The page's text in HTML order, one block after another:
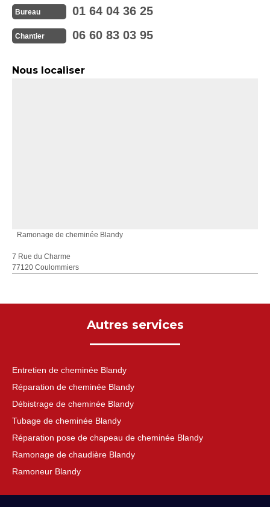
Bureau 01 64 04 36 25
Chantier 06 60 83 03 95
Nous localiser
Ramonage de cheminée Blandy
7 Rue du Charme
77120 Coulommiers
Autres services
Entretien de cheminée Blandy
Réparation de cheminée Blandy
Débistrage de cheminée Blandy
Tubage de cheminée Blandy
Réparation pose de chapeau de cheminée Blandy
Ramonage de chaudière Blandy
Ramoneur Blandy